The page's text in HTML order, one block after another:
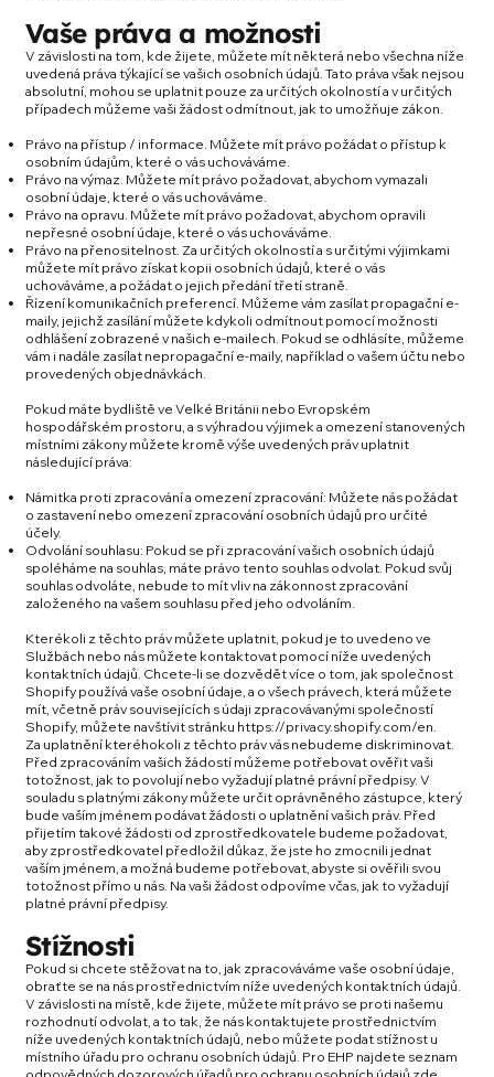
Vaše práva a možnosti
V závislosti na tom, kde žijete, můžete mít některá nebo všechna níže
uvedená práva týkající se vašich osobních údajů. Tato práva však nejsou
absolutní, mohou se uplatnit pouze za určitých okolností a v určitých
případech můžeme vaši žádost odmítnout, jak to umožňuje zákon.
Právo na přístup / informace. Můžete mít právo požádat o přístup k
osobním údajům, které o vás uchováváme.
Právo na výmaz. Můžete mít právo požadovat, abychom vymazali
osobní údaje, které o vás uchováváme.
Právo na opravu. Můžete mít právo požadovat, abychom opravili
nepřesné osobní údaje, které o vás uchováváme.
Právo na přenositelnost. Za určitých okolností a s určitými výjimkami
můžete mít právo získat kopii osobních údajů, které o vás
uchováváme, a požádat o jejich předání třetí straně.
Řízení komunikačních preferencí. Můžeme vám zasílat propagační e-
maily, jejichž zasílání můžete kdykoli odmítnout pomocí možnosti
odhlášení zobrazené v našich e-mailech. Pokud se odhlásíte, můžeme
vám i nadále zasílat nepropagační e-maily, například o vašem účtu nebo
provedených objednávkách.
Pokud máte bydliště ve Velké Británii nebo Evropském
hospodářském prostoru, a s výhradou výjimek a omezení stanovených
místními zákony můžete kromě výše uvedených práv uplatnit
následující práva:
Námitka proti zpracování a omezení zpracování: Můžete nás požádat
o zastavení nebo omezení zpracování osobních údajů pro určité
účely.
Odvolání souhlasu: Pokud se při zpracování vašich osobních údajů
spoléháme na souhlas, máte právo tento souhlas odvolat. Pokud svůj
souhlas odvoláte, nebude to mít vliv na zákonnost zpracování
založeného na vašem souhlasu před jeho odvoláním.
Kterékoli z těchto práv můžete uplatnit, pokud je to uvedeno ve
Službách nebo nás můžete kontaktovat pomocí níže uvedených
kontaktních údajů. Chcete-li se dozvědět více o tom, jak společnost
Shopify používá vaše osobní údaje, a o všech právech, která můžete
mít, včetně práv souvisejících s údaji zpracovávanými společností
Shopify, můžete navštívit stránku https://privacy.shopify.com/en.
Za uplatnění kteréhokoli z těchto práv vás nebudeme diskriminovat.
Před zpracováním vašich žádostí můžeme potřebovat ověřit vaši
totožnost, jak to povolují nebo vyžadují platné právní předpisy. V
souladu s platnými zákony můžete určit oprávněného zástupce, který
bude vaším jménem podávat žádosti o uplatnění vašich práv. Před
přijetím takové žádosti od zprostředkovatele budeme požadovat,
aby zprostředkovatel předložil důkaz, že jste ho zmocnili jednat
vaším jménem, a možná budeme potřebovat, abyste si ověřili svou
totožnost přímo u nás. Na vaši žádost odpovíme včas, jak to vyžadují
platné právní předpisy.
Stížnosti
Pokud si chcete stěžovat na to, jak zpracováváme vaše osobní údaje,
obraťte se na nás prostřednictvím níže uvedených kontaktních údajů.
V závislosti na místě, kde žijete, můžete mít právo se proti našemu
rozhodnutí odvolat, a to tak, že nás kontaktujete prostřednictvím
níže uvedených kontaktních údajů, nebo můžete podat stížnost u
místního úřadu pro ochranu osobních údajů. Pro EHP najdete seznam
odpovědných dozorových úřadů pro ochranu osobních údajů zde